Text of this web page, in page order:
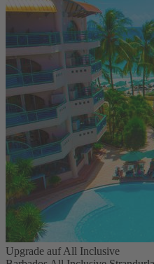
Upgrade auf All Inclusive